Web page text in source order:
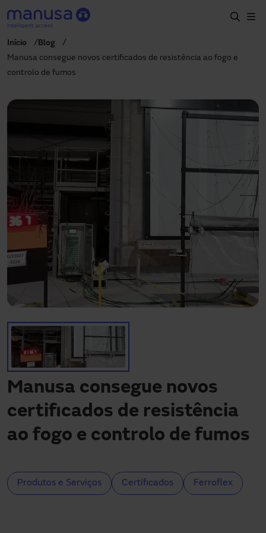
Pular para o conteúdo principal
Produtos e setores
Serviços
Sobre nós
PT-BR
+55 11 3705 6200
manusa.br@manusa.com
+55 11 3705 6200
Precisa de assistência?
Downloads
Minha área
Início
Blog
Manusa consegue novos certificados de resistência ao fogo e
controlo de fumos
Manusa consegue novos
certificados de resistência
ao fogo e controlo de fumos
Produtos e Serviços Certificados Ferroflex